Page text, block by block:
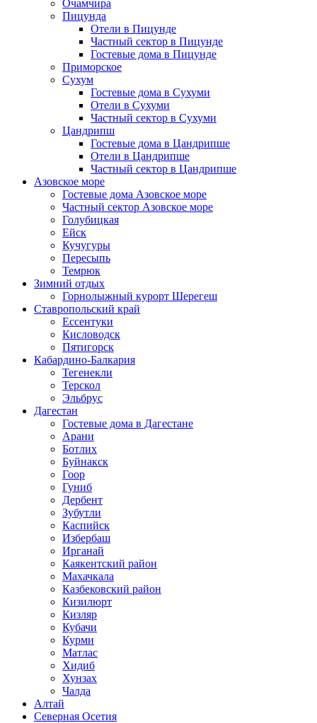
Очамчира
Пицунда
Отели в Пицунде
Частный сектор в Пицунде
Гостевые дома в Пицунде
Приморское
Сухум
Гостевые дома в Сухуми
Отели в Сухуми
Частный сектор в Сухуми
Цандрипш
Гостевые дома в Цандрипше
Отели в Цандрипше
Частный сектор в Цандрипше
Азовское море
Гостевые дома Азовское море
Частный сектор Азовское море
Голубицкая
Ейск
Кучугуры
Пересыпь
Темрюк
Зимний отдых
Горнолыжный курорт Шерегеш
Ставропольский край
Ессентуки
Кисловодск
Пятигорск
Кабардино-Балкария
Тегенекли
Терскол
Эльбрус
Дагестан
Гостевые дома в Дагестане
Арани
Ботлих
Буйнакск
Гоор
Гуниб
Дербент
Зубутли
Каспийск
Избербаш
Ирганай
Каякентский район
Махачкала
Казбековский район
Кизилюрт
Кизляр
Кубачи
Курми
Матлас
Хидиб
Хунзах
Чалда
Алтай
Северная Осетия